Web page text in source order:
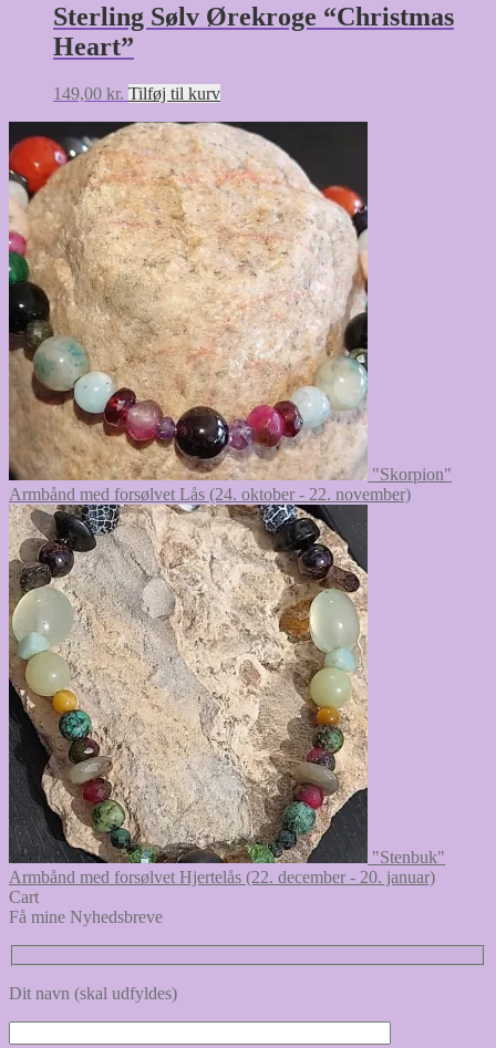
Sterling Sølv Ørekroge “Christmas
Heart”
149,00 kr. Tilføj til kurv
"Skorpion"
Armbånd med forsølvet Lås (24. oktober - 22. november)
"Stenbuk"
Armbånd med forsølvet Hjertelås (22. december - 20. januar)
Cart
Få mine Nyhedsbreve
Dit navn (skal udfyldes)